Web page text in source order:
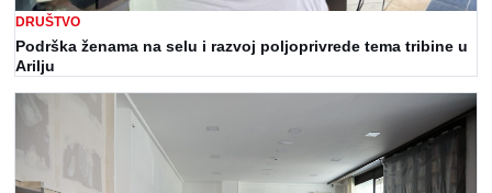
DRUŠTVO
Podrška ženama na selu i razvoj poljoprivrede tema tribine u
Arilju